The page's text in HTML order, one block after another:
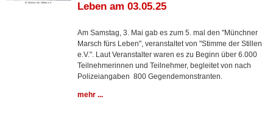
Leben am 03.05.25
Am Samstag, 3. Mai gab es zum 5. mal den "Münchner
Marsch fürs Leben", veranstaltet von "Stimme der Stillen
e.V.". Laut Veranstalter waren es zu Beginn über 6.000
Teilnehmerinnen und Teilnehmer, begleitet von nach
Polizeiangaben 800 Gegendemonstranten.
mehr ...